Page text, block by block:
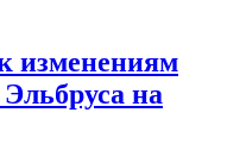
изменениям
на